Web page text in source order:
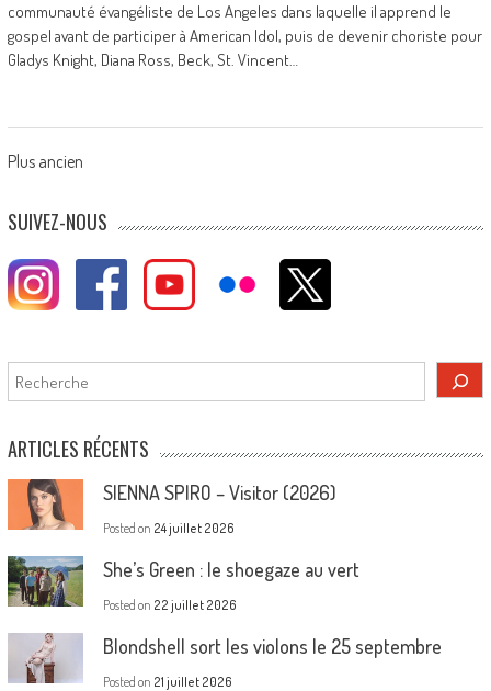
communauté évangéliste de Los Angeles dans laquelle il apprend le
gospel avant de participer à American Idol, puis de devenir choriste pour
Gladys Knight, Diana Ross, Beck, St. Vincent…
Posts
navigation
Plus ancien
SUIVEZ-NOUS
Rechercher
ARTICLES RÉCENTS
SIENNA SPIRO – Visitor (2026)
Posted on 24 juillet 2026
She’s Green : le shoegaze au vert
Posted on 22 juillet 2026
Blondshell sort les violons le 25 septembre
Posted on 21 juillet 2026